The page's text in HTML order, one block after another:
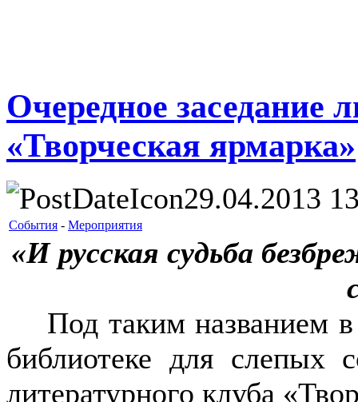
Очередное заседание
«Творческая ярмарка»
29.04.2013
События - Мероприятия
«И русская судьба
Под таким названием в
библиотеке для слепых
литературного клуба